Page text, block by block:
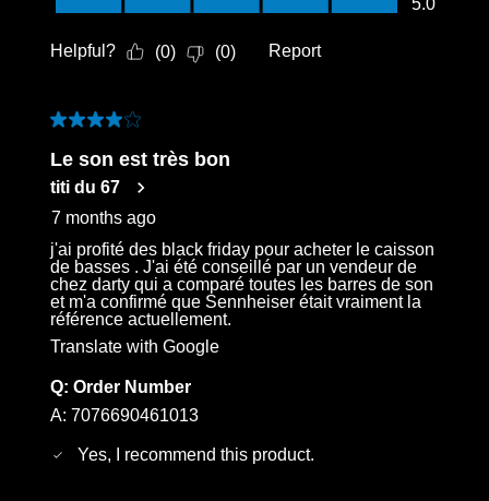
5.0
Helpful? (0) (0) Report
4 out of 5 stars.
Le son est très bon
titi du 67
7 months ago
j'ai profité des black friday pour acheter le caisson
de basses . J'ai été conseillé par un vendeur de
chez darty qui a comparé toutes les barres de son
et m'a confirmé que Sennheiser était vraiment la
référence actuellement.
Translate with Google
Q: Order Number
A: 7076690461013
Yes, I recommend this product.